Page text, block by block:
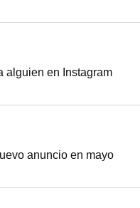
alguien en Instagram
anuncio en mayo